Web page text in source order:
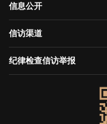
信息公开
信访渠道
纪律检查信访举报